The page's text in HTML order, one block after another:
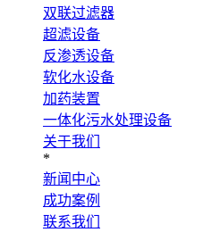
双联过滤器
超滤设备
反渗透设备
软化水设备
加药装置
一体化污水处理设备
关于我们
*
新闻中心
成功案例
联系我们